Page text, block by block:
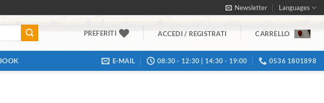
Newsletter Languages
PREFERITI ACCEDI / REGISTRATI CARRELLO
E-MAIL 08:30 - 12:30 | 14:30 - 19:00 0536 1801898